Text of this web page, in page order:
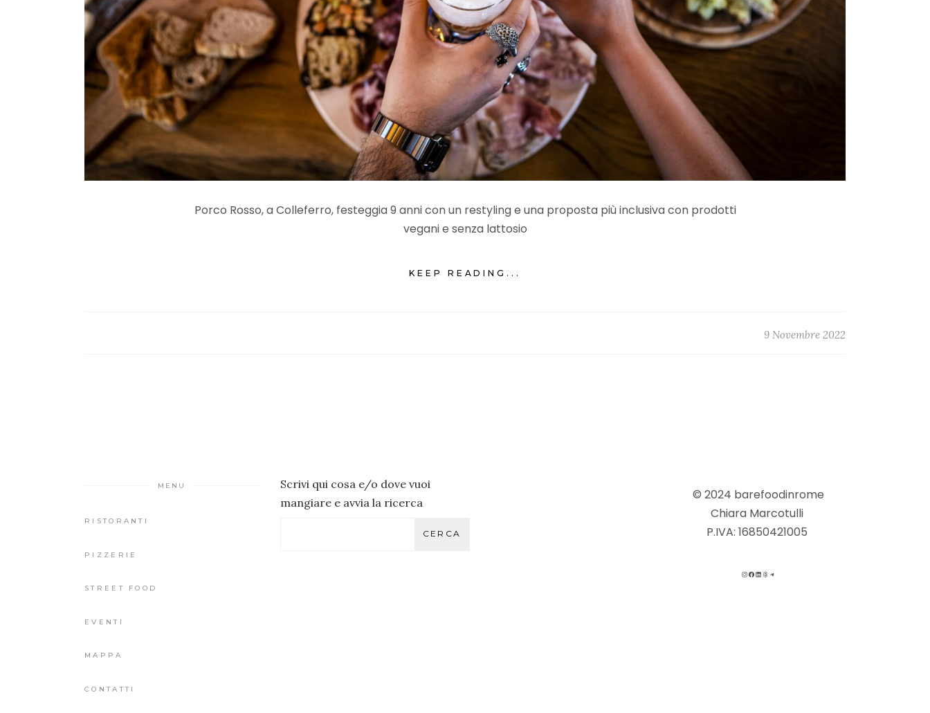
Porco Rosso, a Colleferro, festeggia 9 anni con un restyling e una proposta più inclusiva con prodotti
vegani e senza lattosio
KEEP READING...
9 Novembre 2022
MENU
RISTORANTI
PIZZERIE
STREET FOOD
EVENTI
MAPPA
CONTATTI
Scrivi qui cosa e/o dove vuoi
mangiare e avvia la ricerca
CERCA
© 2024 barefoodinrome
Chiara Marcotulli
P.IVA: 16850421005
INSTAGRAM
FACEBOOK
LINKEDIN
THREADS
TELEGRAM